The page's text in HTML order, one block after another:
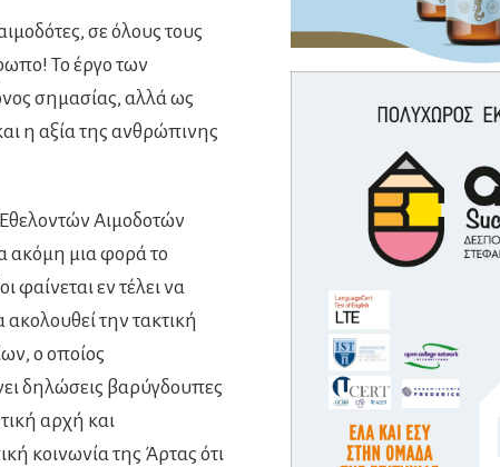
σε όλους τους
Το έργο των
σημασίας, αλλά ως
η αξία της ανθρώπινης
Αιμοδοτών
ακόμη μια φορά το
φαίνεται εν τέλει να
την τακτική
ο οποίος
δηλώσεις βαρύγδουπες
αρχή και
κοινωνία της Άρτας ότι